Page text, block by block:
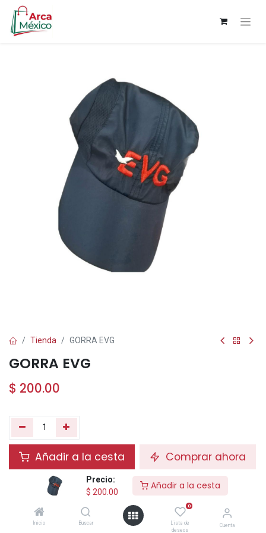
Precio:
$ 200.00
Añadir a la cesta
Inicio Buscar
0
Lista de
deseos
Cuenta
Tienda GORRA EVG
GORRA EVG
$ 200.00
Añadir a la cesta Comprar ahora
Agregar a la lista de deseos
Compartir: